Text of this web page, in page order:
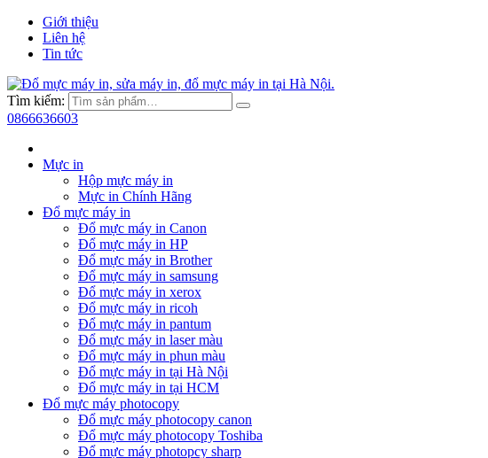
Giới thiệu
Liên hệ
Tin tức
Tìm kiếm:
0866636603
Mực in
Hộp mực máy in
Mực in Chính Hãng
Đổ mực máy in
Đổ mực máy in Canon
Đổ mực máy in HP
Đổ mực máy in Brother
Đổ mực máy in samsung
Đổ mực máy in xerox
Đổ mực máy in ricoh
Đổ mực máy in pantum
Đổ mực máy in laser màu
Đổ mực máy in phun màu
Đổ mực máy in tại Hà Nội
Đổ mực máy in tại HCM
Đổ mực máy photocopy
Đổ mực máy photocopy canon
Đổ mực máy photocopy Toshiba
Đổ mực máy photopcy sharp